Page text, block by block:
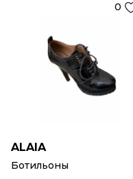
0
ALAIA
Ботильоны